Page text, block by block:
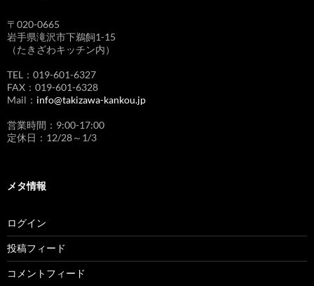
〒020-0665
岩手県滝沢市下鵜飼1-15
（たきざわキッチン内）
TEL：019-601-6327
FAX：019-601-6328
Mail： info@takizawa-kankou.jp
営業時間：9:00-17:00
定休日：12/28～1/3
メタ情報
ログイン
投稿フィード
コメントフィード